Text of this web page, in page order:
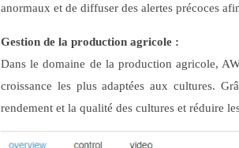
anormaux et de diffuser des alertes précoces
Gestion de la production agricole :
Dans le domaine de la production agricole,
croissance les plus adaptées aux cultures.
rendement et la qualité des cultures et réduire